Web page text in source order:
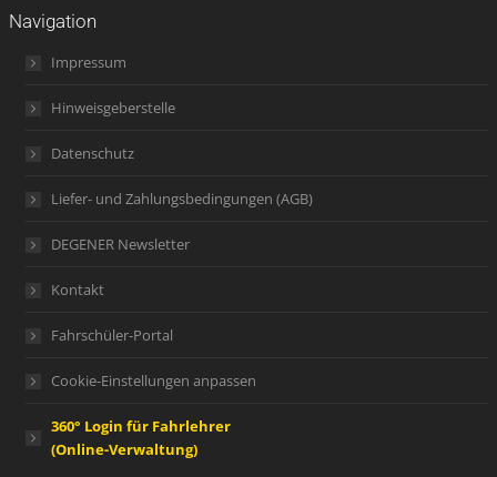
Navigation
Impressum
Hinweisgeberstelle
Datenschutz
Liefer- und Zahlungsbedingungen (AGB)
DEGENER Newsletter
Kontakt
Fahrschüler-Portal
Cookie-Einstellungen anpassen
360° Login für Fahrlehrer
(Online-Verwaltung)